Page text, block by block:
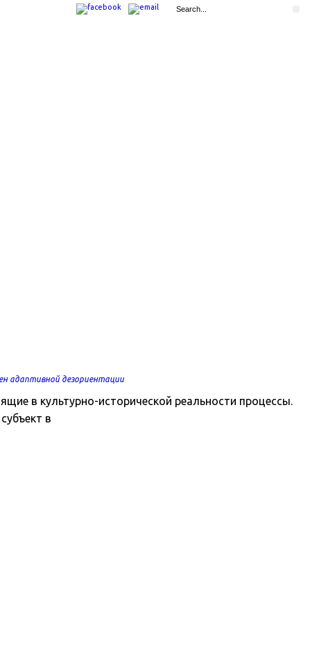
адаптивной дезориентации
в культурно-исторической реальности процессы.
в